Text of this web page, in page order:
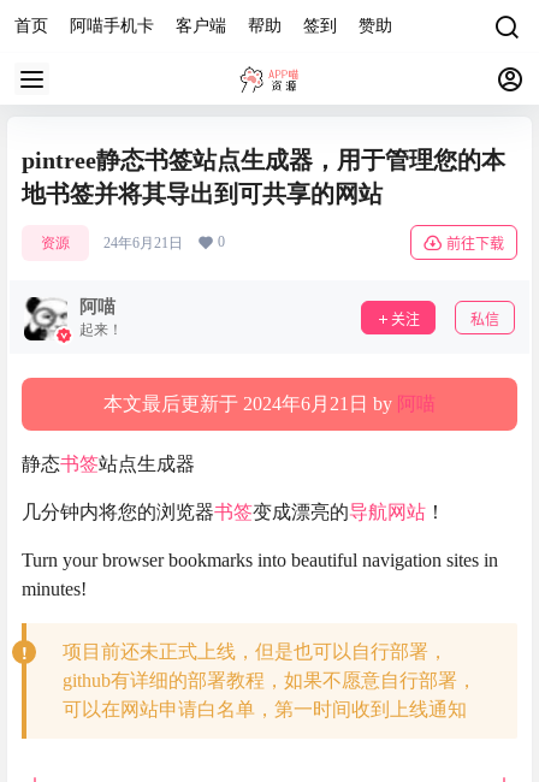
首页 阿喵手机卡 客户端 帮助 签到 赞助
pintree静态书签站点生成器，用于管理您的本
地书签并将其导出到可共享的网站
资源 24年6月21日 0 前往下载
阿喵
起来！
关注 私信
本文最后更新于 2024年6月21日 by 阿喵
静态书签站点生成器
几分钟内将您的浏览器书签变成漂亮的导航网站 ！
Turn your browser bookmarks into beautiful navigation sites in
minutes!
项目前还未正式上线，但是也可以自行部署，
github有详细的部署教程，如果不愿意自行部署，
可以在网站申请白名单，第一时间收到上线通知